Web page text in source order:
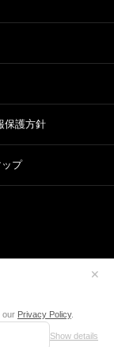
our Privacy Policy.
Show details
✕
保護方針
プ